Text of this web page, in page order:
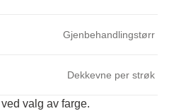
Gjenbehandlingstørr
Dekkevne per strøk
valg av farge.